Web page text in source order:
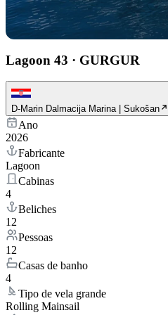
Lagoon 43 · GURGUR
D-Marin Dalmacija Marina | Sukošan
Ano
2026
Fabricante
Lagoon
Cabinas
4
Beliches
12
Pessoas
12
Casas de banho
4
Tipo de vela grande
Rolling Mainsail